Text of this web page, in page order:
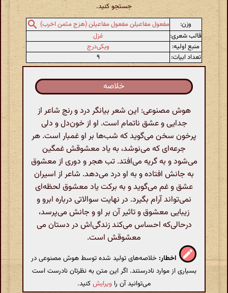
جستجو کنید.
وزن:
مفعول مفاعیلن مفعول مفاعیلن (هزج مثمن اخرب)
قالب شعری:
غزل
منبع اولیه:
ویکی‌درج
تعداد ابیات:
۹
خلاصه
هوش مصنوعی: این شعر بیانگر درد و رنج شاعر از
جدایی و عشق ناتمام است. او از خون‌دل و دلی
پرخون سخن می‌گوید که شب‌ها بر او غمبار است. هر
جرعه‌ای که می‌نوشد، به یاد معشوقش غمگین
می‌شود و به گریه می‌افتد. تب هجر و دوری از معشوق
به جانش افتاده و به او درد می‌دهد. شاعر از اسیران
عشق و غم می‌گوید و به برکت یاد معشوق لحظه‌ای
نمی‌تواند آرام بگیرد. در نهایت سوالاتی درباره ابرو و
زیبایی معشوق و تاثیر آن بر او و جانش می‌پرسد،
درحالی‌که احساس می‌کند زندگی‌اش در دستان می
معشوقش است.
اخطار: خلاصه‌های تولید شده توسط هوش مصنوعی در
بسیاری از موارد نادرستند. اگر این متن به نظرتان نادرست است
می‌توانید آن را ویرایشکنید.